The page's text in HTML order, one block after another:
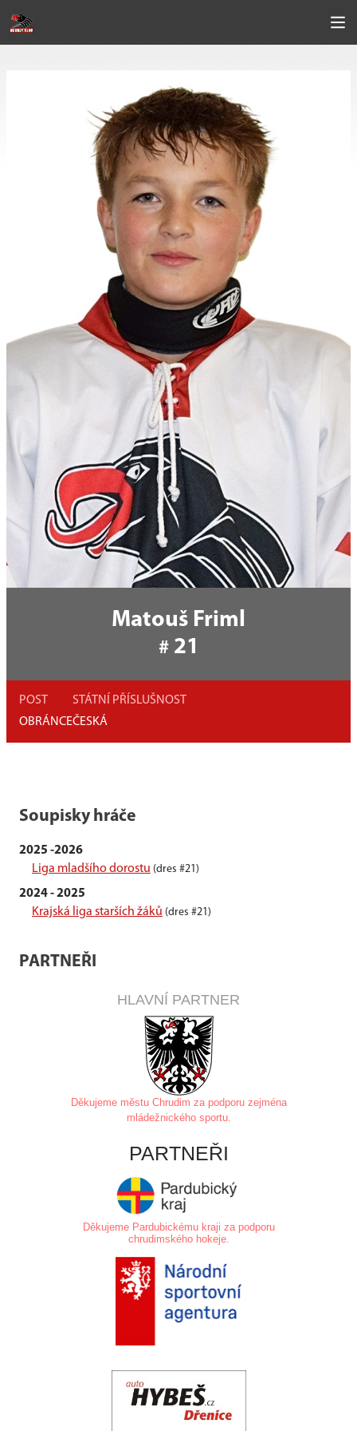
Matouš Friml
# 21
POST
OBRÁNCE
STÁTNÍ PŘÍSLUŠNOST
ČESKÁ
Soupisky hráče
2025 -2026
Liga mladšího dorostu (dres #21)
2024 - 2025
Krajská liga starších žáků (dres #21)
PARTNEŘI
HLAVNÍ PARTNER
Děkujeme městu Chrudim za podporu zejména
mládežnického sportu.
PARTNEŘI
Děkujeme Pardubickému kraji za podporu
chrudimského hokeje.